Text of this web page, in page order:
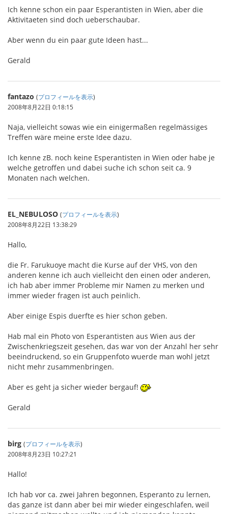
Ich kenne schon ein paar Esperantisten in Wien, aber die
Aktivitaeten sind doch ueberschaubar.
Aber wenn du ein paar gute Ideen hast...
Gerald
fantazo (プロフィールを表示)
2008年8月22日 0:18:15
Naja, vielleicht sowas wie ein einigermaßen regelmässiges
Treffen wäre meine erste Idee dazu.
Ich kenne zB. noch keine Esperantisten in Wien oder habe je
welche getroffen und dabei suche ich schon seit ca. 9
Monaten nach welchen.
EL_NEBULOSO (プロフィールを表示)
2008年8月22日 13:38:29
Hallo,
die Fr. Farukuoye macht die Kurse auf der VHS, von den
anderen kenne ich auch vielleicht den einen oder anderen,
ich hab aber immer Probleme mir Namen zu merken und
immer wieder fragen ist auch peinlich.
Aber einige Espis duerfte es hier schon geben.
Hab mal ein Photo von Esperantisten aus Wien aus der
Zwischenkriegszeit gesehen, das war von der Anzahl her sehr
beeindruckend, so ein Gruppenfoto wuerde man wohl jetzt
nicht mehr zusammenbringen.
Aber es geht ja sicher wieder bergauf!
Gerald
birg (プロフィールを表示)
2008年8月23日 10:27:21
Hallo!
Ich hab vor ca. zwei Jahren begonnen, Esperanto zu lernen,
das ganze ist dann aber bei mir wieder eingeschlafen, weil